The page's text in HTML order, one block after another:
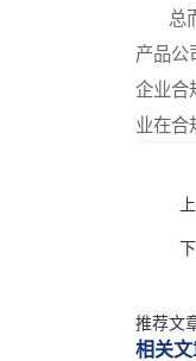
总而
产品公
企业合
业在合
推荐文
相关文